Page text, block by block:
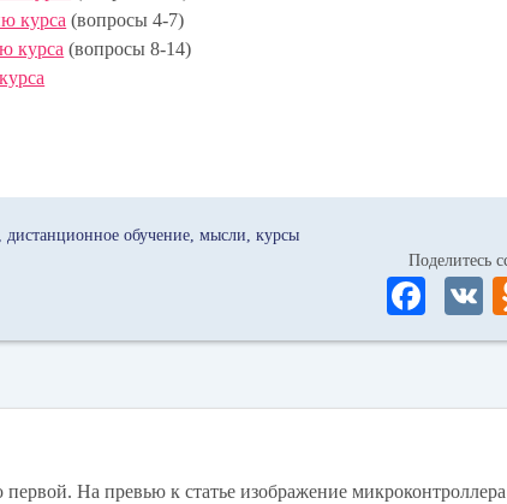
курса (вопросы 4-7)
курса (вопросы 8-14)
дистанционное обучение мысли курсы
Поделитесь
Fa
ce
ok
На превью к статье изображение